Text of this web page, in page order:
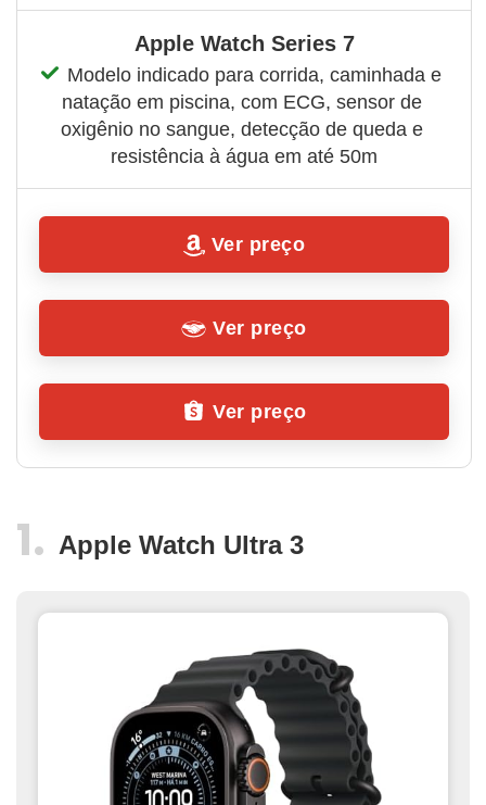
Apple Watch Series 7
Modelo indicado para corrida, caminhada e
natação em piscina, com ECG, sensor de
oxigênio no sangue, detecção de queda e
resistência à água em até 50m
Ver preço
Ver preço
Ver preço
Apple Watch Ultra 3